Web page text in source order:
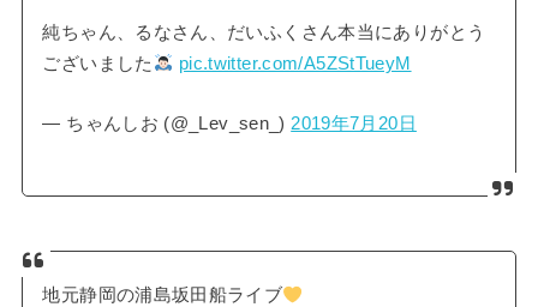
純ちゃん、るなさん、だいふくさん本当にありがとう
ございました
pic.twitter.com/A5ZStTueyM
— ちゃんしお (@_Lev_sen_) 2019年7月20日
地元静岡の浦島坂田船ライブ